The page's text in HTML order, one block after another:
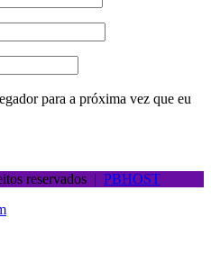
para a próxima vez que eu
reservados | PBHOST